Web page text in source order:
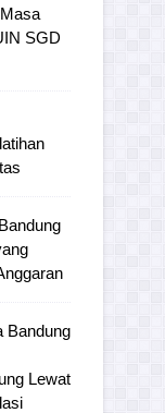
SGD
Bandung
Lewat